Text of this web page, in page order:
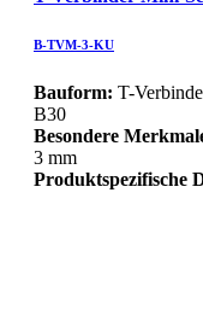
B-TVM-3-KU
Bauform: T-
B30
Besondere
3 mm
Produktspezifische